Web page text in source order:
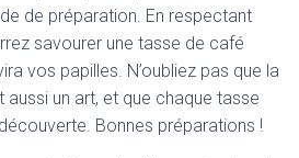
de préparation. En respectant
savourer une tasse de café
vos papilles. N’oubliez pas que la
un art, et que chaque tasse
Bonnes préparations !